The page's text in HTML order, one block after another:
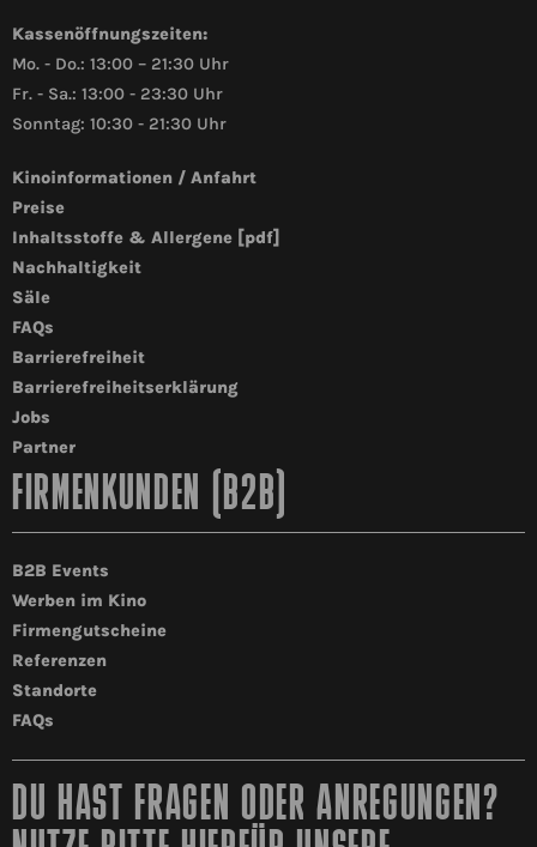
Kassenöffnungszeiten:
Mo. - Do.: 13:00 – 21:30 Uhr
Fr. - Sa.: 13:00 - 23:30 Uhr
Sonntag: 10:30 - 21:30 Uhr
Kinoinformationen / Anfahrt
Preise
Inhaltsstoffe & Allergene [pdf]
Nachhaltigkeit
Säle
FAQs
Barrierefreiheit
Barrierefreiheitserklärung
Jobs
Partner
FIRMENKUNDEN (B2B)
B2B Events
Werben im Kino
Firmengutscheine
Referenzen
Standorte
FAQs
DU HAST FRAGEN ODER ANREGUNGEN?